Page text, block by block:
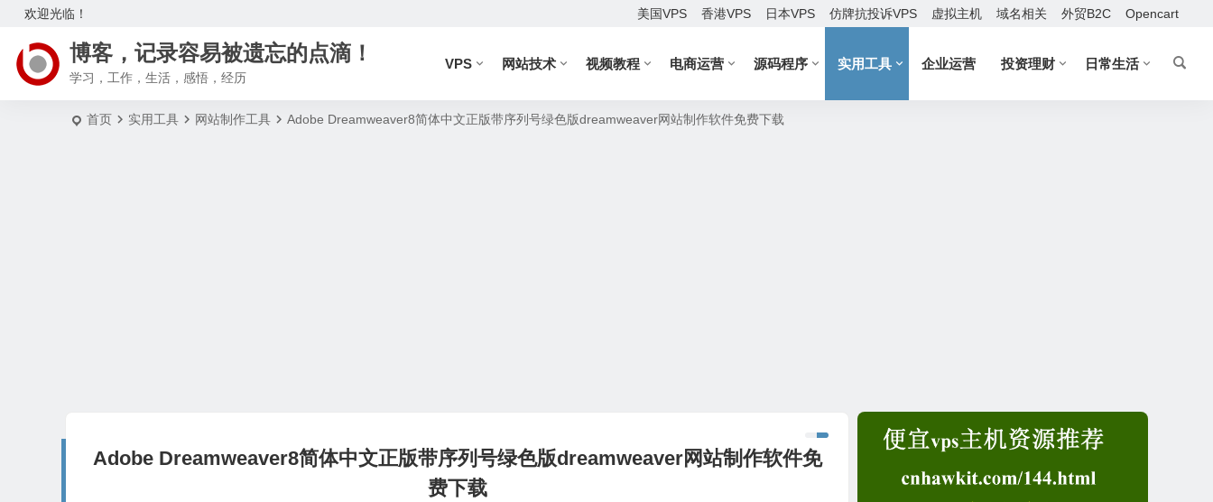
欢迎光临！ 美国VPS 香港VPS 日本VPS 仿牌抗投诉VPS 虚拟主机 域名相关 外贸B2C Opencart
博客，记录容易被遗忘的点滴！
学习，工作，生活，感悟，经历
VPS 网站技术 视频教程 电商运营 源码程序 实用工具 企业运营 投资理财 日常生活
首页 实用工具 网站制作工具 Adobe Dreamweaver8简体中文正版带序列号绿色版dreamweaver网站制作软件免费下载
Adobe Dreamweaver8简体中文正版带序列号绿色版dreamweaver网站制作软件免
费下载